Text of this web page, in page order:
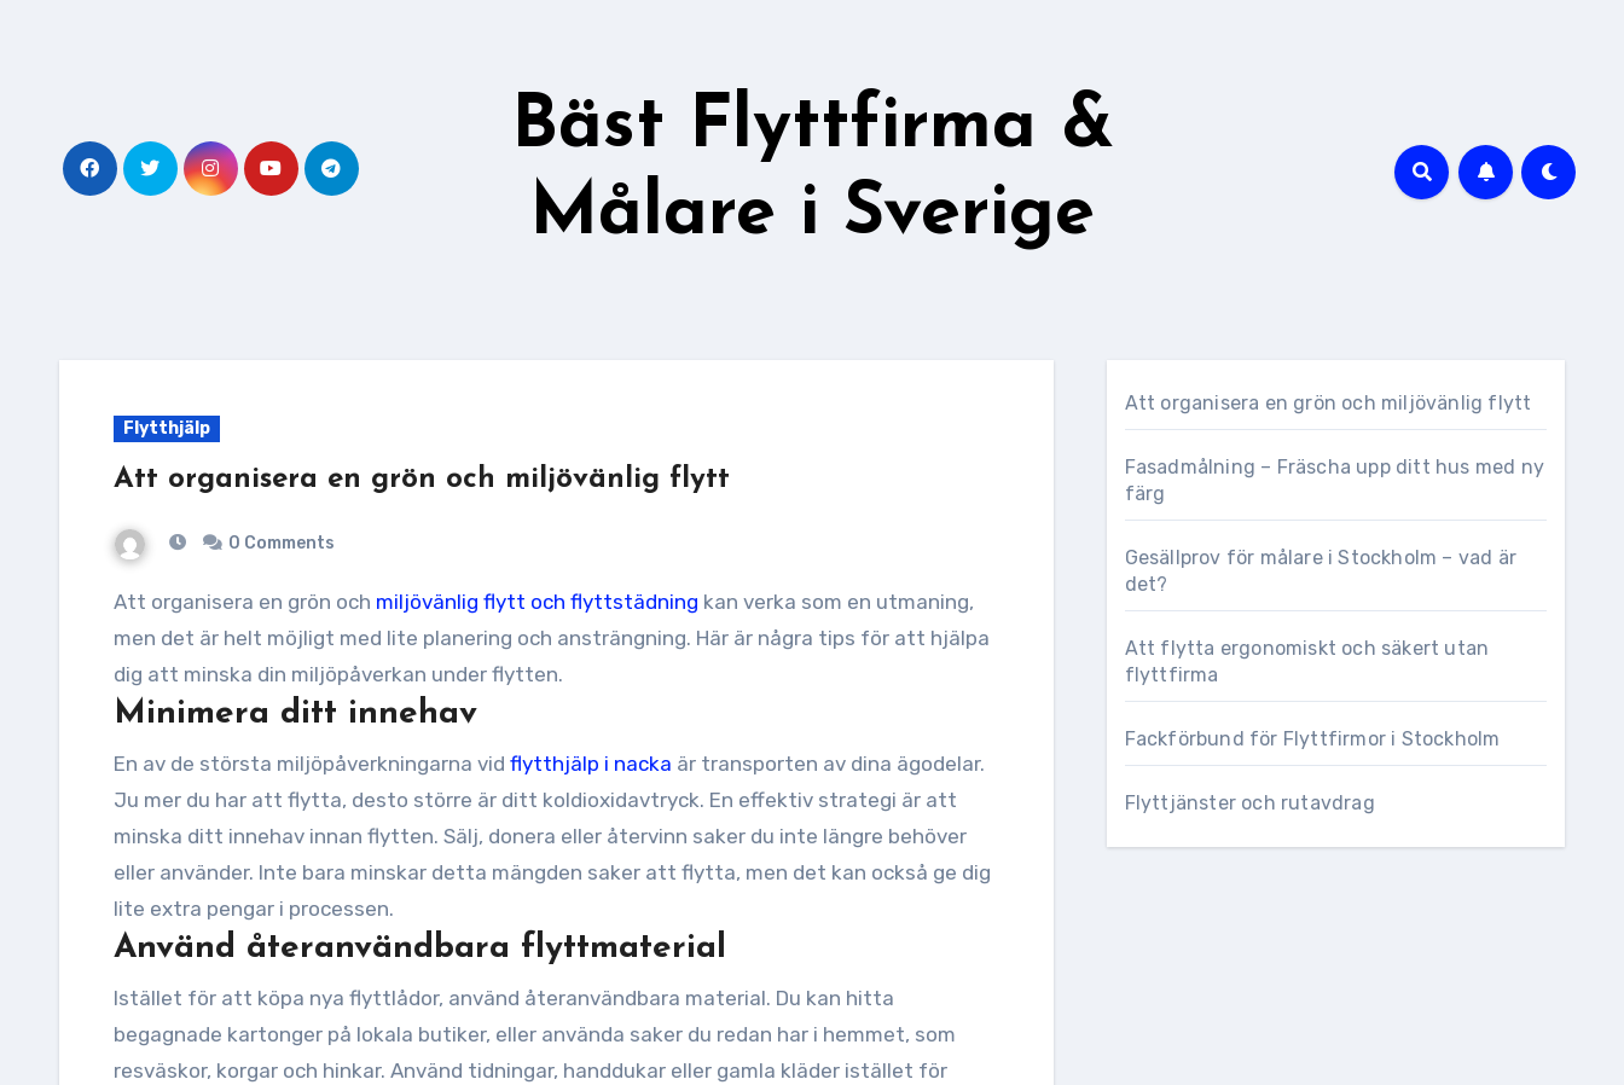
Bäst Flyttfirma &
Målare i Sverige
Flytthjälp
Att organisera en grön och miljövänlig flytt
0 Comments
Att organisera en grön och miljövänlig flytt och flyttstädning kan verka som en utmaning,
men det är helt möjligt med lite planering och ansträngning. Här är några tips för att hjälpa
dig att minska din miljöpåverkan under flytten.
Minimera ditt innehav
En av de största miljöpåverkningarna vid flytthjälp i nacka är transporten av dina ägodelar.
Ju mer du har att flytta, desto större är ditt koldioxidavtryck. En effektiv strategi är att
minska ditt innehav innan flytten. Sälj, donera eller återvinn saker du inte längre behöver
eller använder. Inte bara minskar detta mängden saker att flytta, men det kan också ge dig
lite extra pengar i processen.
Använd återanvändbara flyttmaterial
Istället för att köpa nya flyttlådor, använd återanvändbara material. Du kan hitta
begagnade kartonger på lokala butiker, eller använda saker du redan har i hemmet, som
resväskor, korgar och hinkar. Använd tidningar, handdukar eller gamla kläder istället för
Att organisera en grön och miljövänlig flytt
Fasadmålning – Fräscha upp ditt hus med ny
färg
Gesällprov för målare i Stockholm – vad är
det?
Att flytta ergonomiskt och säkert utan
flyttfirma
Fackförbund för Flyttfirmor i Stockholm
Flyttjänster och rutavdrag